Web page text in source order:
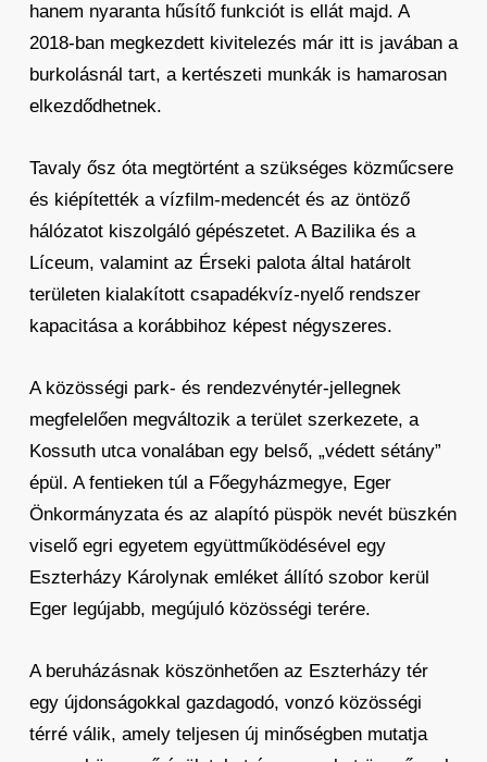
hanem nyaranta hűsítő funkciót is ellát majd. A
2018-ban megkezdett kivitelezés már itt is javában a
burkolásnál tart, a kertészeti munkák is hamarosan
elkezdődhetnek.
Tavaly ősz óta megtörtént a szükséges közműcsere
és kiépítették a vízfilm-medencét és az öntöző
hálózatot kiszolgáló gépészetet. A Bazilika és a
Líceum, valamint az Érseki palota által határolt
területen kialakított csapadékvíz-nyelő rendszer
kapacitása a korábbihoz képest négyszeres.
A közösségi park- és rendezvénytér-jellegnek
megfelelően megváltozik a terület szerkezete, a
Kossuth utca vonalában egy belső, „védett sétány”
épül. A fentieken túl a Főegyházmegye, Eger
Önkormányzata és az alapító püspök nevét büszkén
viselő egri egyetem együttműködésével egy
Eszterházy Károlynak emléket állító szobor kerül
Eger legújabb, megújuló közösségi terére.
A beruházásnak köszönhetően az Eszterházy tér
egy újdonságokkal gazdagodó, vonzó közösségi
térré válik, amely teljesen új minőségben mutatja